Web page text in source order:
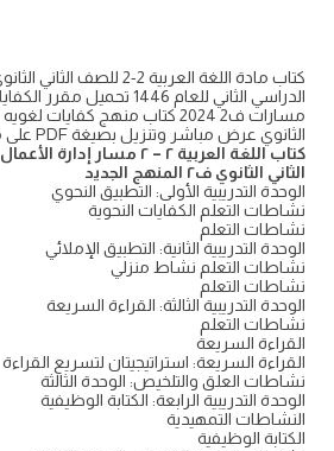
كتاب مادة اللغة العربية 2-
مسارات ف2 2024 كتاب منهج كفايات
الثانوي عرض مباشر وتنزيل بصيغة PDF على موقع واجباتي
كتاب اللغة العربية ٢ – ٢
الثاني الثانوي ف٢ المنهج الجديد
الوحدة التدريبية الأولى: التطبيق النحوي
نشاطات التعلم الكفايات النحوية
نشاطات التعلم
الوحدة التدريبية الثانية: التطبيق الإملائي
نشاطات التعلم نشاط منزلي
نشاطات التعلم
الوحدة التدريبية الثالثة: القراءة السريعة
نشاطات التعلم
القراءة السريعة
القراءة السريعة: استراتيجيتان لتسريع القراءة
نشاطات العلق والتلخيص: الوحدة الثالثة
الوحدة التدريبية الرابعة: الكتابة الوظيفية
النشاطات التمهيدية
الكتابة الوظيفية